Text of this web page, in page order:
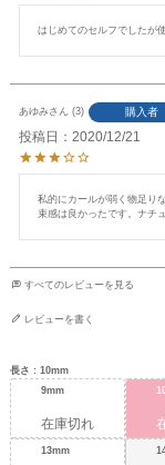
はじめてのセルフでしたが
あゆみ 3 購入者
投稿日
2020/12/21
私的にカールが弱く物足り
束感は良かったです。ナチ
すべてのレビューを見る
レビューを書く
長さ
10mm
9mm
在庫切れ
13mm